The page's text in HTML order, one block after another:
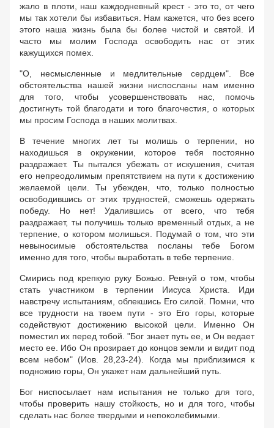
жало в плоти, наш каждодневный крест - это то, от чего
мы так хотели бы избавиться. Нам кажется, что без всего
этого наша жизнь была бы более чистой и святой. И
часто мы молим Господа освободить нас от этих
кажущихся помех.
"О, несмысленные и медлительные сердцем". Все
обстоятельства нашей жизни ниспосланы нам именно
для того, чтобы усовершенствовать нас, помочь
достигнуть той благодати и того благочестия, о которых
мы просим Господа в наших молитвах.
В течение многих лет ты молишь о терпении, но
находишься в окружении, которое тебя постоянно
раздражает. Ты пытался убежать от искушения, считая
его непреодолимым препятствием на пути к достижению
желаемой цели. Ты убежден, что, только полностью
освободившись от этих трудностей, сможешь одержать
победу. Но нет! Удалившись от всего, что тебя
раздражает, ты получишь только временный отдых, а не
терпение, о котором молишься. Подумай о том, что эти
невыносимые обстоятельства посланы тебе Богом
именно для того, чтобы выработать в тебе терпение.
Смирись под крепкую руку Божью. Ревнуй о том, чтобы
стать участником в терпении Иисуса Христа. Иди
навстречу испытаниям, облекшись Его силой. Помни, что
все трудности на твоем пути - это Его горы, которые
содействуют достижению высокой цели. Именно Он
поместил их перед тобой. "Бог знает путь ее, и Он ведает
место ее. Ибо Он прозирает до концов земли и видит под
всем небом" (Иов. 28,23-24). Когда мы приблизимся к
подножию горы, Он укажет нам дальнейший путь.
Бог ниспосылает нам испытания не только для того,
чтобы проверить нашу стойкость, но и для того, чтобы
сделать нас более твердыми и непоколебимыми.